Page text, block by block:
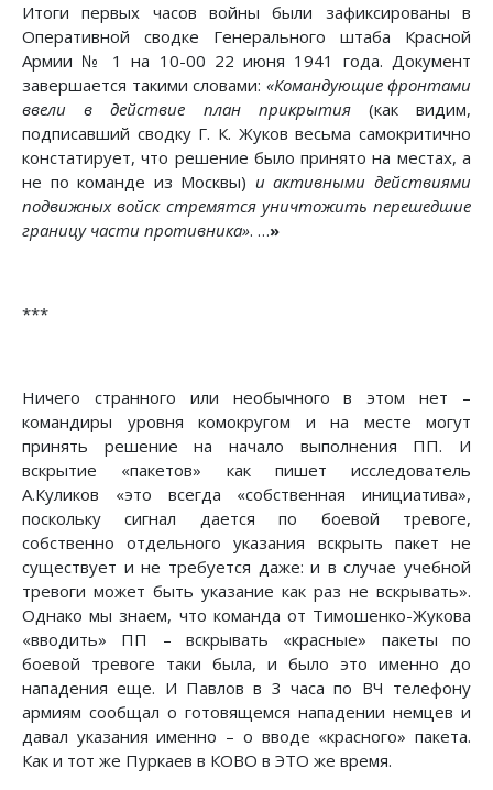
Итоги первых часов войны были зафиксированы в
Оперативной сводке Генерального штаба Красной
Армии № 1 на 10-00 22 июня 1941 года. Документ
завершается такими словами: «Командующие фронтами
ввели в действие план прикрытия(как видим,
подписавший сводку Г. К. Жуков весьма самокритично
констатирует, что решение было принято на местах, а
не по команде из Москвы) и активными действиями
подвижных войск стремятся уничтожить перешедшие
границу части противника». …»
***
Ничего странного или необычного в этом нет –
командиры уровня комокругом и на месте могут
принять решение на начало выполнения ПП. И
вскрытие «пакетов» как пишет исследователь
А.Куликов «это всегда «собственная инициатива»,
поскольку сигнал дается по боевой тревоге,
собственно отдельного указания вскрыть пакет не
существует и не требуется даже: и в случае учебной
тревоги может быть указание как раз не вскрывать».
Однако мы знаем, что команда от Тимошенко-Жукова
«вводить» ПП – вскрывать «красные» пакеты по
боевой тревоге таки была, и было это именно до
нападения еще. И Павлов в 3 часа по ВЧ телефону
армиям сообщал о готовящемся нападении немцев и
давал указания именно – о вводе «красного» пакета.
Как и тот же Пуркаев в КОВО в ЭТО же время.